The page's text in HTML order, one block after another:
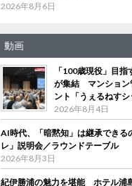
2026年8月6日
動画
「100歳現役」目
が集結 マンション
ント「うぇるねすシ
2026年8月4日
AI時代、「暗黙知」は継承でき
レ」説明会／ラウンドテーブル
2026年8月3日
紀伊勝浦の魅力を堪能 ホテル浦